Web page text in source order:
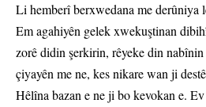
Li hemberî berxwedana me derûniya
Em agahiyên gelek xwekuştinan
zorê didin şerkirin, rêyeke din
çiyayên me ne, kes nikare wan ji
Hêlîna bazan e ne ji bo kevokan e.